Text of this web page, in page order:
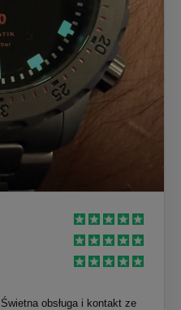
obsługa i kontakt ze